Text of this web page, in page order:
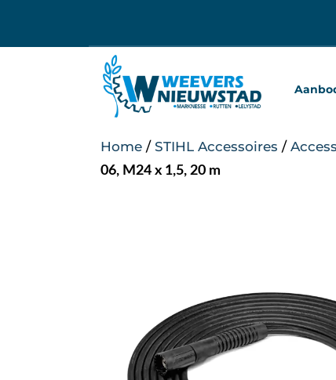
Home / STIHL Accessoires /
06, M24 x 1,5, 20 m